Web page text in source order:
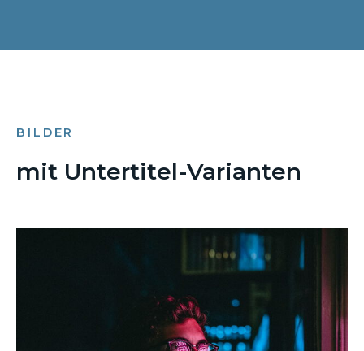
BILDER
mit Untertitel-Varianten